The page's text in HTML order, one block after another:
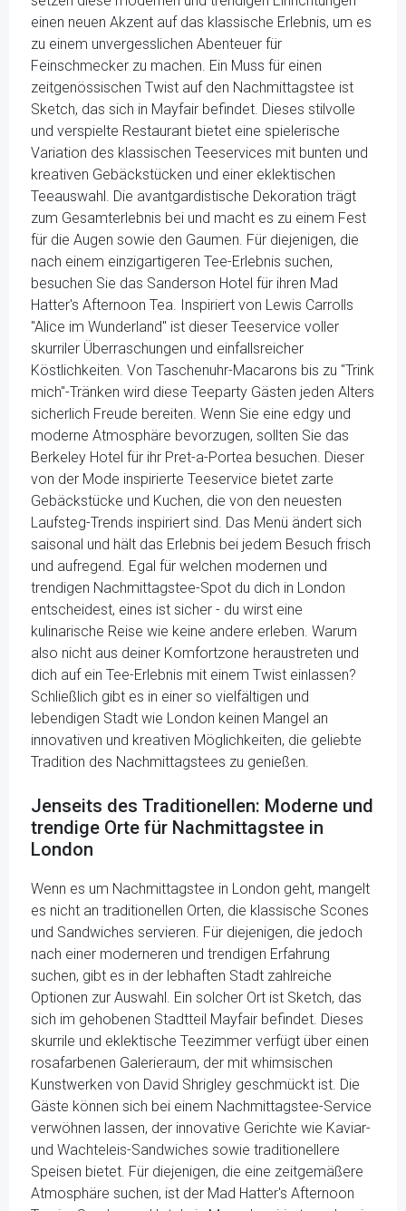
einen neuen Akzent auf das klassische Erlebnis, um es
zu einem unvergesslichen Abenteuer für
Feinschmecker zu machen. Ein Muss für einen
zeitgenössischen Twist auf den Nachmittagstee ist
Sketch, das sich in Mayfair befindet. Dieses stilvolle
und verspielte Restaurant bietet eine spielerische
Variation des klassischen Teeservices mit bunten und
kreativen Gebäckstücken und einer eklektischen
Teeauswahl. Die avantgardistische Dekoration trägt
zum Gesamterlebnis bei und macht es zu einem Fest
für die Augen sowie den Gaumen. Für diejenigen, die
nach einem einzigartigeren Tee-Erlebnis suchen,
besuchen Sie das Sanderson Hotel für ihren Mad
Hatter's Afternoon Tea. Inspiriert von Lewis Carrolls
"Alice im Wunderland" ist dieser Teeservice voller
skurriler Überraschungen und einfallsreicher
Köstlichkeiten. Von Taschenuhr-Macarons bis zu "Trink
mich"-Tränken wird diese Teeparty Gästen jeden Alters
sicherlich Freude bereiten. Wenn Sie eine edgy und
moderne Atmosphäre bevorzugen, sollten Sie das
Berkeley Hotel für ihr Pret-a-Portea besuchen. Dieser
von der Mode inspirierte Teeservice bietet zarte
Gebäckstücke und Kuchen, die von den neuesten
Laufsteg-Trends inspiriert sind. Das Menü ändert sich
saisonal und hält das Erlebnis bei jedem Besuch frisch
und aufregend. Egal für welchen modernen und
trendigen Nachmittagstee-Spot du dich in London
entscheidest, eines ist sicher - du wirst eine
kulinarische Reise wie keine andere erleben. Warum
also nicht aus deiner Komfortzone heraustreten und
dich auf ein Tee-Erlebnis mit einem Twist einlassen?
Schließlich gibt es in einer so vielfältigen und
lebendigen Stadt wie London keinen Mangel an
innovativen und kreativen Möglichkeiten, die geliebte
Tradition des Nachmittagstees zu genießen.
Jenseits des Traditionellen: Moderne und
trendige Orte für Nachmittagstee in
London
Wenn es um Nachmittagstee in London geht, mangelt
es nicht an traditionellen Orten, die klassische Scones
und Sandwiches servieren. Für diejenigen, die jedoch
nach einer moderneren und trendigen Erfahrung
suchen, gibt es in der lebhaften Stadt zahlreiche
Optionen zur Auswahl. Ein solcher Ort ist Sketch, das
sich im gehobenen Stadtteil Mayfair befindet. Dieses
skurrile und eklektische Teezimmer verfügt über einen
rosafarbenen Galerieraum, der mit whimsischen
Kunstwerken von David Shrigley geschmückt ist. Die
Gäste können sich bei einem Nachmittagstee-Service
verwöhnen lassen, der innovative Gerichte wie Kaviar-
und Wachteleis-Sandwiches sowie traditionellere
Speisen bietet. Für diejenigen, die eine zeitgemäßere
Atmosphäre suchen, ist der Mad Hatter's Afternoon